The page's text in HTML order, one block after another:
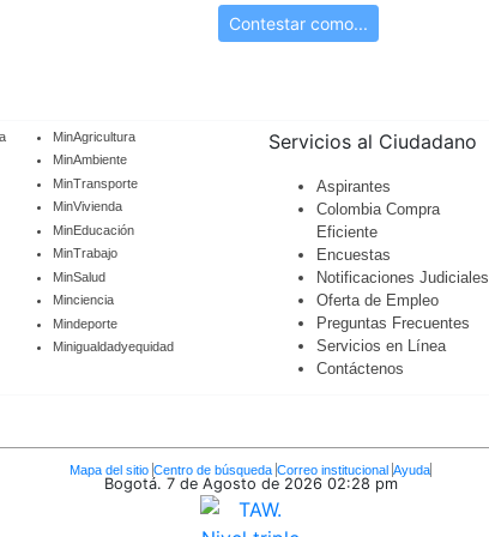
Contestar como...
MinAgricultura
MinAmbiente
MinTransporte
MinVivienda
MinEducación
MinTrabajo
MinSalud
Minciencia
Mindeporte
Minigualdadyequidad
Servicios al Ciudadano
Aspirantes
Colombia Compra
Eficiente
Encuestas
Notificaciones Judiciales
Oferta de Empleo
Preguntas Frecuentes
Servicios en Línea
Contáctenos
Mapa del sitio Centro de búsqueda Correo institucional Ayuda
Bogotá. 7 de Agosto de 2026 02:28 pm